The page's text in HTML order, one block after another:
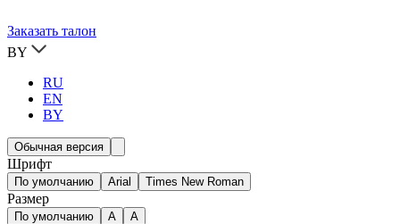
Заказать талон
BY
RU
EN
BY
Обычная версия
Шрифт
По умолчанию Arial Times New Roman
Размер
По умолчанию A A